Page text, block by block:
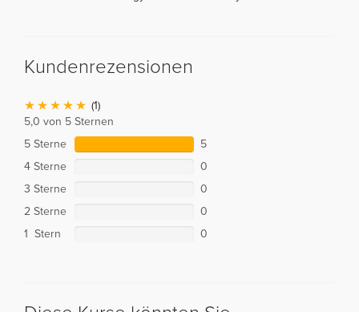
Kundenrezensionen
(1)
5,0 von 5 Sternen
5 Sterne
5
4 Sterne
0
3 Sterne
0
2 Sterne
0
1 Stern
0